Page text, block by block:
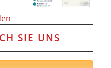
SIE UNS